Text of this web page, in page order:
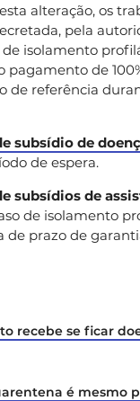
alteração, os
pela
de isolamento
pagamento de
de referência
subsídio de
de espera.
subsídios de
de isolamento
de prazo de
recebe se ficar
é mesmo